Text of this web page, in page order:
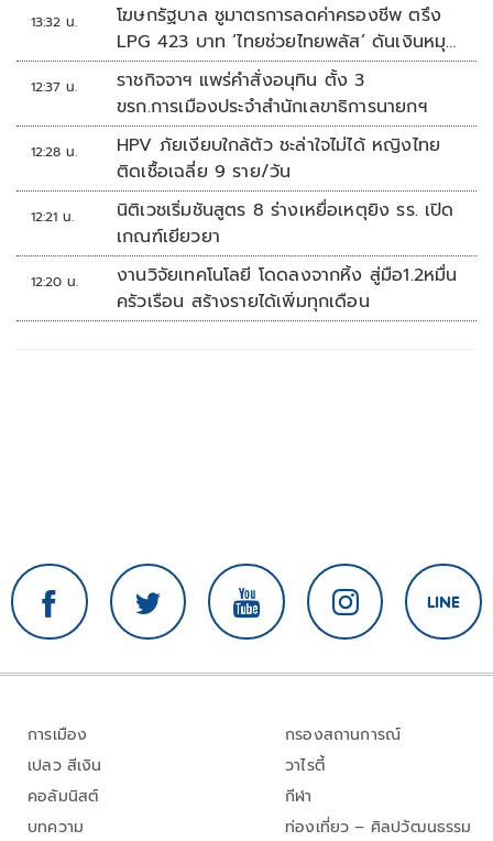
13:32 น.
โฆษกรัฐบาล ชูมาตรการลดค่าครองชีพ ตรึง
LPG 423 บาท ‘ไทยช่วยไทยพลัส’ ดันเงินหมุน
แสนล้าน
12:37 น.
ราชกิจจาฯ แพร่คำสั่งอนุทิน ตั้ง 3
ขรก.การเมืองประจำสำนักเลขาธิการนายกฯ
12:28 น.
HPV ภัยเงียบใกล้ตัว ชะล่าใจไม่ได้ หญิงไทย
ติดเชื้อเฉลี่ย 9 ราย/วัน
12:21 น.
นิติเวชเริ่มชันสูตร 8 ร่างเหยื่อเหตุยิง รร. เปิด
เกณฑ์เยียวยา
12:20 น.
งานวิจัยเทคโนโลยี โดดลงจากหิ้ง สู่มือ1.2หมื่น
ครัวเรือน สร้างรายได้เพิ่มทุกเดือน
การเมือง
เปลว สีเงิน
คอลัมนิสต์
บทความ
กรองสถานการณ์
วาไรตี้
กีฬา
ท่องเที่ยว – ศิลปวัฒนธรรม